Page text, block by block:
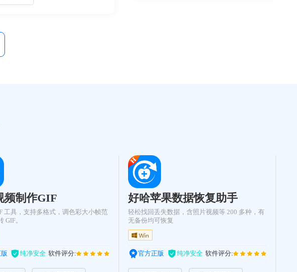
频制作GIF
工具，支持多格式，调色彩大小帧范
GIF。
纯净安全 软件评分:
好哈苹果数据恢复助手
轻松找回丢失数据，含照片视频等 200 多种，有
无备份均可恢复
官方正版 纯净安全 软件评分: